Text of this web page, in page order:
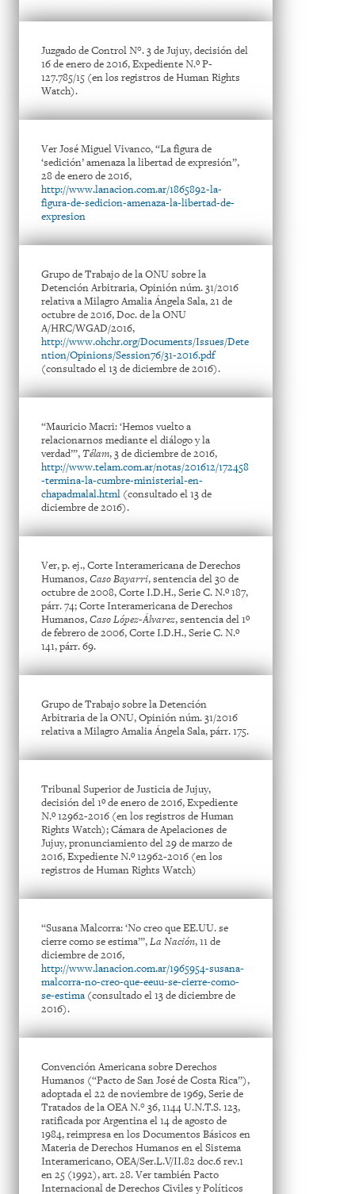
Juzgado de Control N°. 3 de Jujuy, decisión del
16 de enero de 2016, Expediente N.º P-
127.785/15 (en los registros de Human Rights
Watch).
Ver José Miguel Vivanco, “La figura de
‘sedición’ amenaza la libertad de expresión”,
28 de enero de 2016,
http://www.lanacion.com.ar/1865892-la-
figura-de-sedicion-amenaza-la-libertad-de-
expresion
Grupo de Trabajo de la ONU sobre la
Detención Arbitraria, Opinión núm. 31/2016
relativa a Milagro Amalia Ángela Sala, 21 de
octubre de 2016, Doc. de la ONU
A/HRC/WGAD/2016,
http://www.ohchr.org/Documents/Issues/Dete
ntion/Opinions/Session76/31-2016.pdf
(consultado el 13 de diciembre de 2016).
“Mauricio Macri: ‘Hemos vuelto a
relacionarnos mediante el diálogo y la
verdad’”,Télam, 3 de diciembre de 2016,
http://www.telam.com.ar/notas/201612/172458
-termina-la-cumbre-ministerial-en-
chapadmalal.html (consultado el 13 de
diciembre de 2016).
Ver, p. ej., Corte Interamericana de Derechos
Humanos,Caso Bayarri, sentencia del 30 de
octubre de 2008, Corte I.D.H., Serie C. N.º 187,
párr. 74; Corte Interamericana de Derechos
Humanos,Caso López-Álvarez, sentencia del 1º
de febrero de 2006, Corte I.D.H., Serie C. N.º
141, párr. 69.
Grupo de Trabajo sobre la Detención
Arbitraria de la ONU, Opinión núm. 31/2016
relativa a Milagro Amalia Ángela Sala, párr. 175.
Tribunal Superior de Justicia de Jujuy,
decisión del 1º de enero de 2016, Expediente
N.º 12962-2016 (en los registros de Human
Rights Watch); Cámara de Apelaciones de
Jujuy, pronunciamiento del 29 de marzo de
2016, Expediente N.º 12962-2016 (en los
registros de Human Rights Watch)
“Susana Malcorra: ‘No creo que EE.UU. se
cierre como se estima’”,La Nación, 11 de
diciembre de 2016,
http://www.lanacion.com.ar/1965954-susana-
malcorra-no-creo-que-eeuu-se-cierre-como-
se-estima(consultado el 13 de diciembre de
2016).
Convención Americana sobre Derechos
Humanos (“Pacto de San José de Costa Rica”),
adoptada el 22 de noviembre de 1969, Serie de
Tratados de la OEA N.° 36, 1144 U.N.T.S. 123,
ratificada por Argentina el 14 de agosto de
1984, reimpresa en los Documentos Básicos en
Materia de Derechos Humanos en el Sistema
Interamericano, OEA/Ser.L.V/II.82 doc.6 rev.1
en 25 (1992), art. 28. Ver también Pacto
Internacional de Derechos Civiles y Políticos